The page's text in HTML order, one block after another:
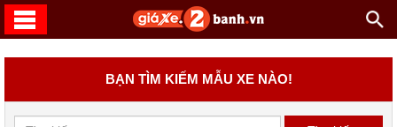
BẠN TÌM KIẾM MẪU XE NÀO!